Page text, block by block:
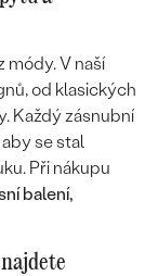
módy. V naší
od klasických
Každý zásnubní
se stal
Při nákupu
balení,